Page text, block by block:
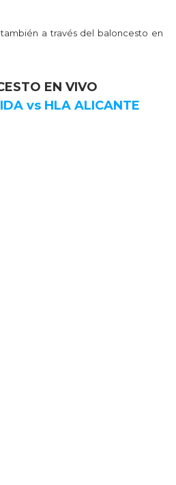
a través del baloncesto en
EN VIVO
vs HLA ALICANTE